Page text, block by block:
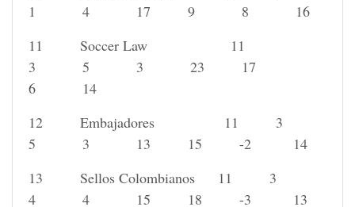
1 4 17 9 8 16
11 Soccer Law 11
3 5 3 23 17
6 14
12 Embajadores 11 3
5 3 13 15 -2 14
13 Sellos Colombianos 11 3
4 4 15 18 -3 13